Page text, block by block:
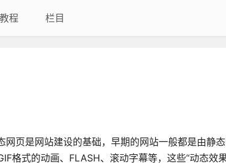
教程 栏目
页是网站建设的基础，早期的网站一般都是由静态
格式的动画、FLASH、滚动字幕等，这些“动态效